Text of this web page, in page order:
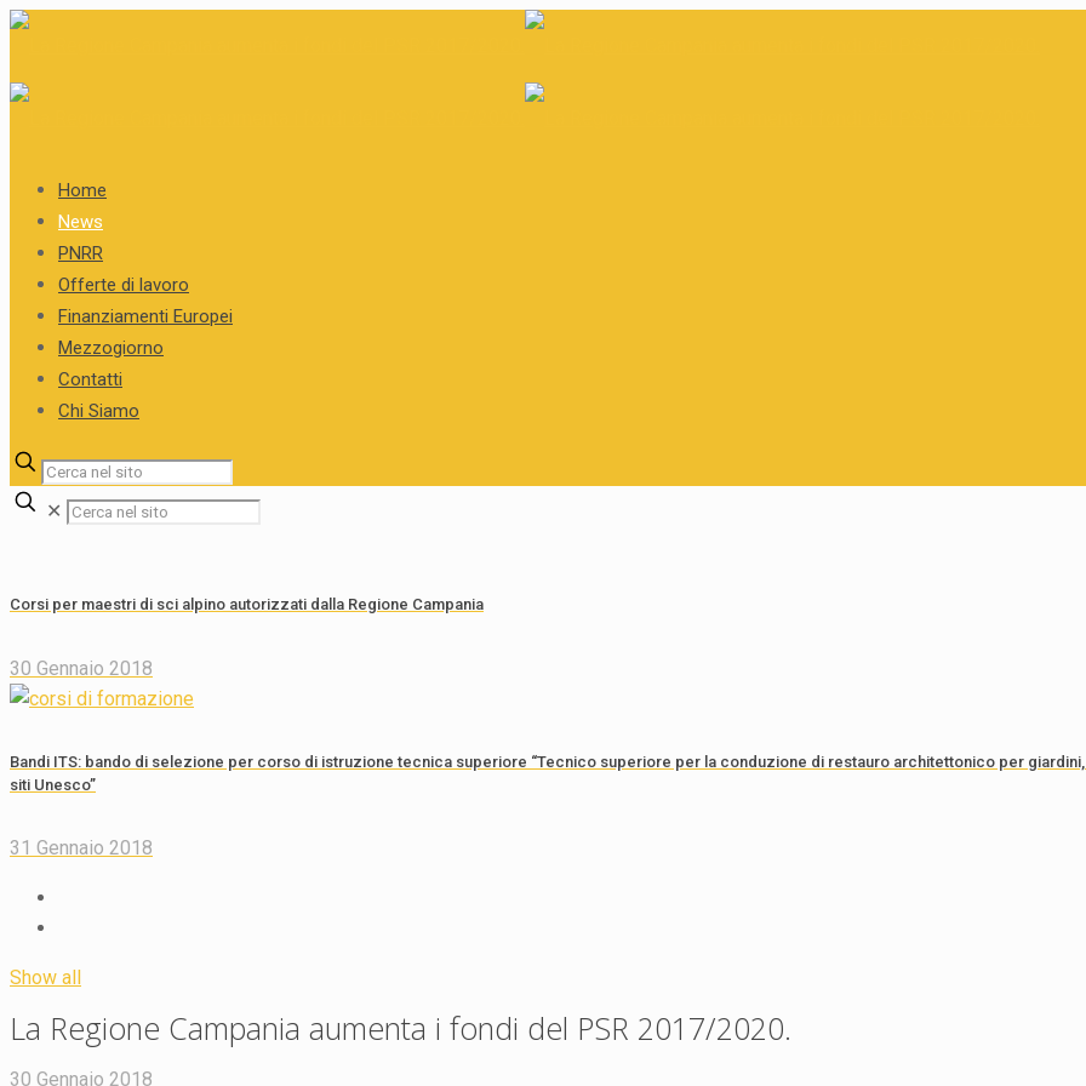
Home
News
PNRR
Offerte di lavoro
Finanziamenti Europei
Mezzogiorno
Contatti
Chi Siamo
✕
Corsi per maestri di sci alpino autorizzati dalla Regione Campania
30 Gennaio 2018
Bandi ITS: bando di selezione per corso di istruzione tecnica superiore “Tecnico superiore per la conduzione di restauro architettonico per
siti Unesco”
31 Gennaio 2018
Show all
La Regione Campania aumenta i fondi del PSR 2017/2020.
30 Gennaio 2018